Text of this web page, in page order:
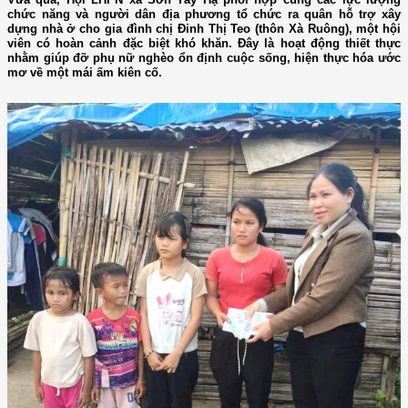
chức năng và người dân địa phương tổ chức ra quân hỗ trợ xây
dựng nhà ở cho gia đình chị Đinh Thị Teo (thôn Xà Ruông), một hội
viên có hoàn cảnh đặc biệt khó khăn. Đây là hoạt động thiết thực
nhằm giúp đỡ phụ nữ nghèo ổn định cuộc sống, hiện thực hóa ước
mơ về một mái ấm kiên cố.